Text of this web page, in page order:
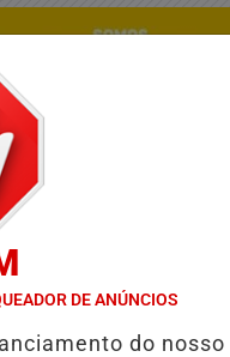
/ FUTEBOL /
DE ANÚNCIOS
do